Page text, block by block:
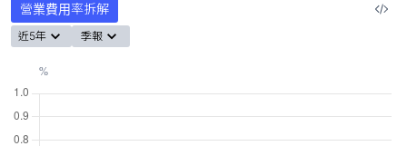
營業費用率拆解
近5年 季報